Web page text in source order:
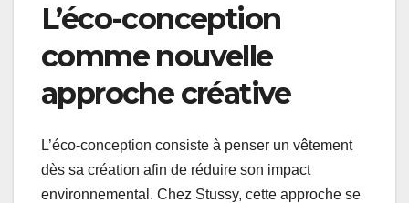
L’éco-conception
comme nouvelle
approche créative
L’éco-conception consiste à penser un vêtement
dès sa création afin de réduire son impact
environnemental. Chez Stussy, cette approche se